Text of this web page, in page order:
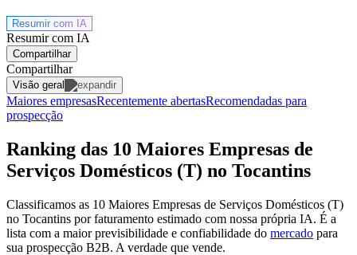
Resumir com IA
Resumir com IA
Compartilhar
Compartilhar
Visão geral
Maiores empresasRecentemente abertasRecomendadas para
prospecção
Ranking das 10 Maiores Empresas de
Serviços Domésticos (T) no Tocantins
Classificamos as 10 Maiores Empresas de Serviços Domésticos (T)
no Tocantins por faturamento estimado com nossa própria IA. É a
lista com a maior previsibilidade e confiabilidade do mercado para
sua prospecção B2B. A verdade que vende.